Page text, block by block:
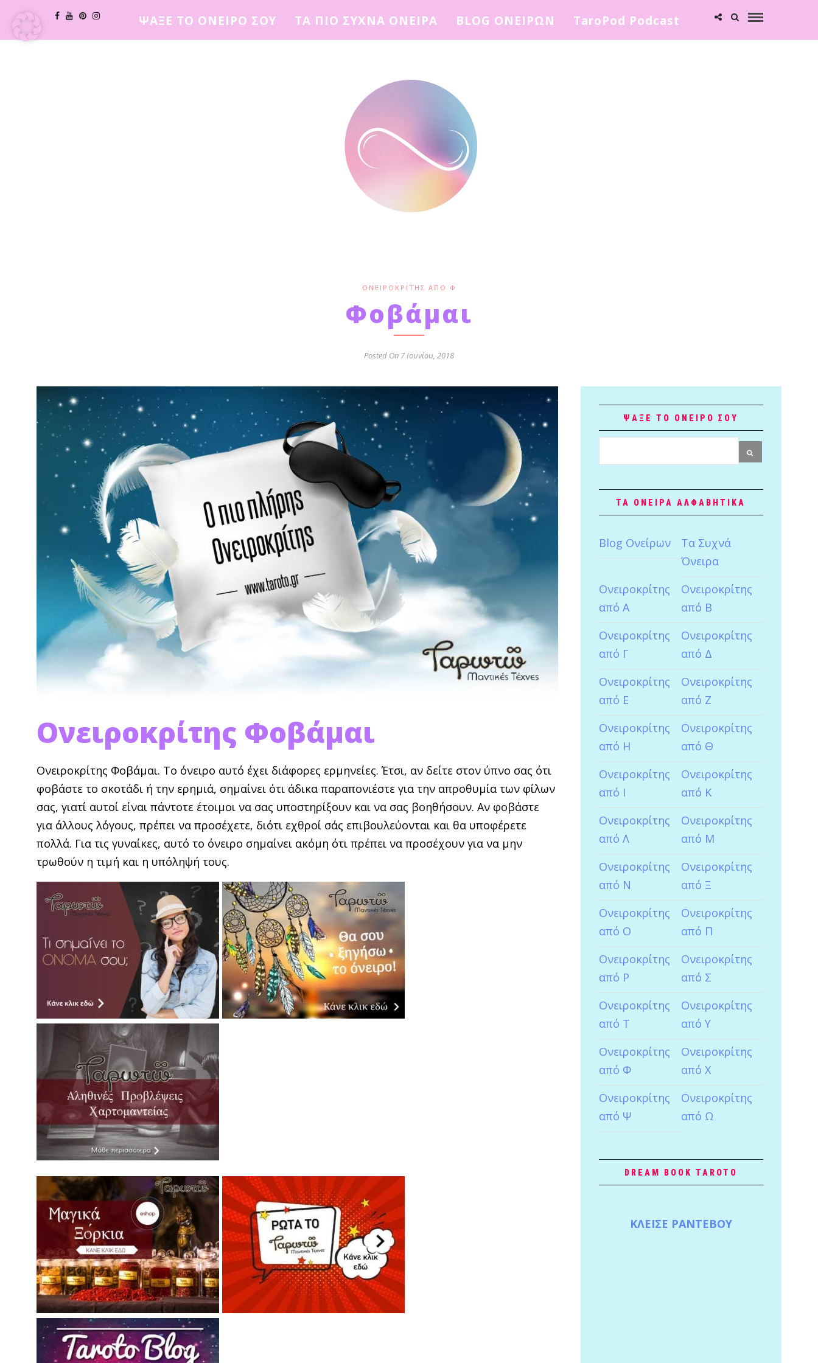
ΨΑΞΕ ΤΟ ΟΝΕΙΡΟ ΣΟΥ ΤΑ ΠΙΟ ΣΥΧΝΑ ΟΝΕΙΡΑ BLOG ΟΝΕΙΡΩΝ TaroPod Podcast
ΟΝΕΙΡΟΚΡΊΤΗΣ ΑΠΌ Φ
Φοβάμαι
Posted On 7 Ιουνίου, 2018
Ονειροκρίτης Φοβάμαι
Ονειροκρίτης Φοβάμαι. Το όνειρο αυτό έχει διάφορες ερμη­νείες. Έτσι, αν δείτε στον ύπνο σας ότι
φοβάστε το σκοτάδι ή την ερημιά, σημαίνει ότι άδικα πα­ραπονιέστε για την απροθυμία των φίλων
σας, γιατί αυτοί είναι πάντοτε έτοιμοι να σας υποστη­ρίξουν και να σας βοηθήσουν. Αν φοβάστε
για άλ­λους λόγους, πρέπει να προσέχετε, διότι εχθροί σάς επιβουλεύονται και θα υποφέρετε
πολλά. Για τις γυναίκες, αυτό το όνειρο σημαίνει ακόμη ότι πρέπει να προσέχουν για να μην
τρωθούν η τιμή και η υπόληψή τους.
ΨΑΞΕ ΤΟ ΟΝΕΙΡΟ ΣΟΥ
ΤΑ ΟΝΕΙΡΑ ΑΛΦΑΒΗΤΙΚΑ
Blog Ονείρων
Tα Συχνά
Όνειρα
Ονειροκρίτης
από Α
Ονειροκρίτης
από Β
Ονειροκρίτης
από Γ
Ονειροκρίτης
από Δ
Ονειροκρίτης
από Ε
Ονειροκρίτης
από Ζ
Ονειροκρίτης
από Η
Ονειροκρίτης
από Θ
Ονειροκρίτης
από Ι
Ονειροκρίτης
από Κ
Ονειροκρίτης
από Λ
Ονειροκρίτης
από Μ
Ονειροκρίτης
από Ν
Ονειροκρίτης
από Ξ
Ονειροκρίτης
από Ο
Ονειροκρίτης
από Π
Ονειροκρίτης
από Ρ
Ονειροκρίτης
από Σ
Ονειροκρίτης
από Τ
Ονειροκρίτης
από Υ
Ονειροκρίτης
από Φ
Ονειροκρίτης
από Χ
Ονειροκρίτης
από Ψ
Ονειροκρίτης
από Ω
DREAM BOOK TAROTO
ΚΛΕΙΣΕ ΡΑΝΤΕΒΟΥ